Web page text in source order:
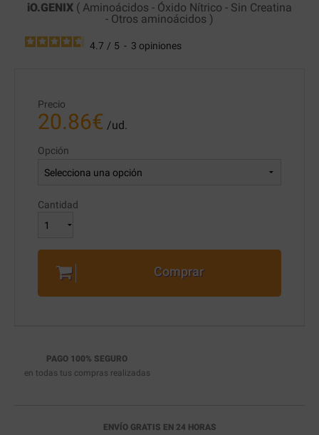
iO.GENIX ( Aminoácidos - Óxido Nítrico - Sin Creatina
- Otros aminoácidos )
4.7 / 5 - 3 opiniones
Precio
20.86€ /ud.
Opción
Cantidad
Comprar
PAGO 100% SEGURO
en todas tus compras realizadas
ENVÍO GRATIS EN 24 HORAS